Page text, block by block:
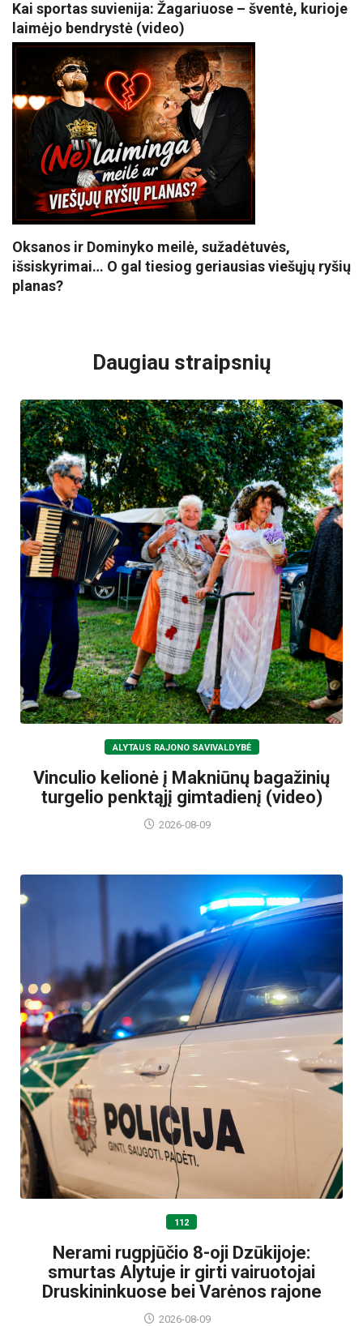
Kai sportas suvienija: Žagariuose – šventė, kurioje
laimėjo bendrystė (video)
Oksanos ir Dominyko meilė, sužadėtuvės,
išsiskyrimai… O gal tiesiog geriausias viešųjų ryšių
planas?
Daugiau straipsnių
ALYTAUS RAJONO SAVIVALDYBĖ
Vinculio kelionė į Makniūnų bagažinių
turgelio penktąjį gimtadienį (video)
2026-08-09
112
Nerami rugpjūčio 8-oji Dzūkijoje:
smurtas Alytuje ir girti vairuotojai
Druskininkuose bei Varėnos rajone
2026-08-09